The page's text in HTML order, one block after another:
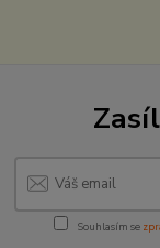
Souhlasím se